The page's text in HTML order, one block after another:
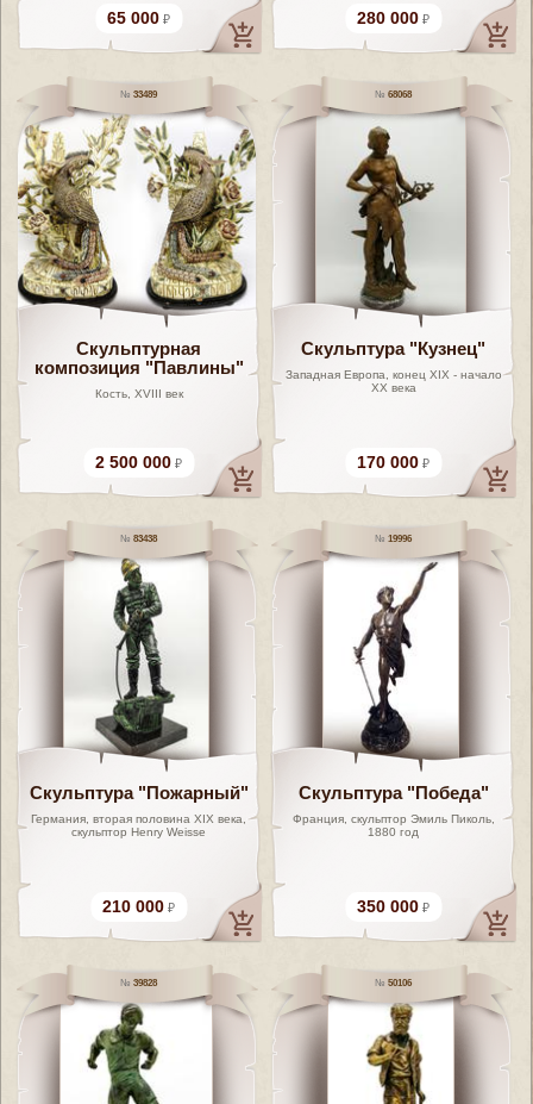
65 000 280 000
33489
Скульптурная
композиция "Павлины"
Кость, XVIII век
2 500 000
68068
Скульптура "Кузнец"
Западная Европа, конец XIX - начало
ХХ века
170 000
83438
Скульптура "Пожарный"
Германия, вторая половина XIX века,
скульптор Henry Weisse
210 000
19996
Скульптура "Победа"
Франция, скульптор Эмиль Пиколь,
1880 год
350 000
39828 50106